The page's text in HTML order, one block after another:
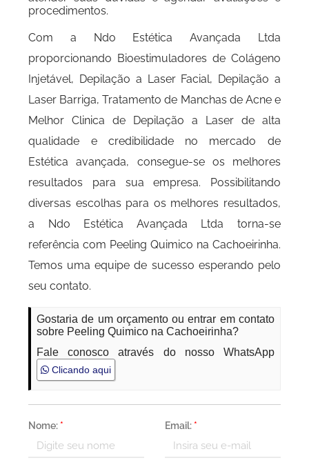
procedimentos.
Com a Ndo Estética Avançada Ltda
proporcionando Bioestimuladores de Colágeno
Injetável, Depilação a Laser Facial, Depilação a
Laser Barriga, Tratamento de Manchas de Acne e
Melhor Clinica de Depilação a Laser de alta
qualidade e credibilidade no mercado de
Estética avançada, consegue-se os melhores
resultados para sua empresa. Possibilitando
diversas escolhas para os melhores resultados,
a Ndo Estética Avançada Ltda torna-se
referência com Peeling Quimico na Cachoeirinha.
Temos uma equipe de sucesso esperando pelo
seu contato.
Gostaria de um orçamento ou entrar em contato
sobre Peeling Quimico na Cachoeirinha?
Fale conosco através do nosso WhatsApp
Clicando aqui
Nome: * Email: *